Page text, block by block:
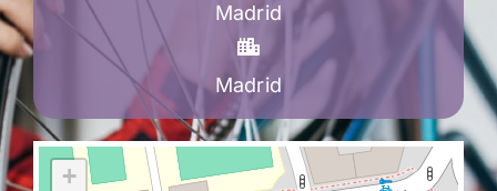
Madrid
Madrid
+